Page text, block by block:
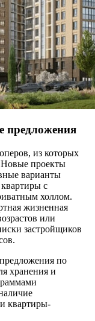
предложения
из которых
Новые проекты
варианты
с
холлом.
жизненная
или
застройщиков
по
хранения и
квартиры-